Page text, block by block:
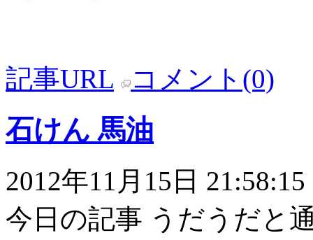
記事URL コメント(0)
石けん 馬油
2012年11月15日 21:58:15
今日の記事 うだうだと